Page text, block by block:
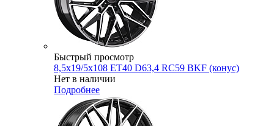
Быстрый просмотр
8,5x19/5x108 ET40 D63,4 RC59 BKF (конус)
Нет в наличии
Подробнее